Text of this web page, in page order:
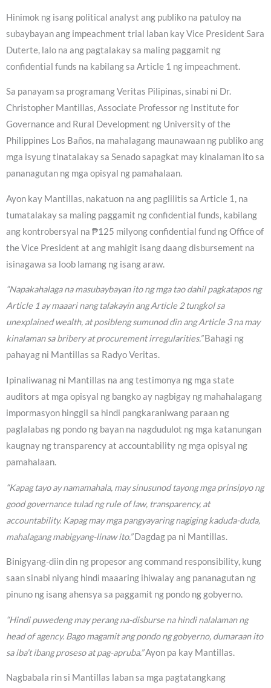
Hinimok ng isang political analyst ang publiko na patuloy na
subaybayan ang impeachment trial laban kay Vice President Sara
Duterte, lalo na ang pagtalakay sa maling paggamit ng
confidential funds na kabilang sa Article 1 ng impeachment.
Sa panayam sa programang Veritas Pilipinas, sinabi ni Dr.
Christopher Mantillas, Associate Professor ng Institute for
Governance and Rural Development ng University of the
Philippines Los Baños, na mahalagang maunawaan ng publiko ang
mga isyung tinatalakay sa Senado sapagkat may kinalaman ito sa
pananagutan ng mga opisyal ng pamahalaan.
Ayon kay Mantillas, nakatuon na ang paglilitis sa Article 1, na
tumatalakay sa maling paggamit ng confidential funds, kabilang
ang kontrobersyal na ₱125 milyong confidential fund ng Office of
the Vice President at ang mahigit isang daang disbursement na
isinagawa sa loob lamang ng isang araw.
“Napakahalaga na masubaybayan ito ng mga tao dahil pagkatapos ng
Article 1 ay maaari nang talakayin ang Article 2 tungkol sa
unexplained wealth, at posibleng sumunod din ang Article 3 na may
kinalaman sa bribery at procurement irregularities.”Bahagi ng
pahayag ni Mantillas sa Radyo Veritas.
Ipinaliwanag ni Mantillas na ang testimonya ng mga state
auditors at mga opisyal ng bangko ay nagbigay ng mahahalagang
impormasyon hinggil sa hindi pangkaraniwang paraan ng
paglalabas ng pondo ng bayan na nagdudulot ng mga katanungan
kaugnay ng transparency at accountability ng mga opisyal ng
pamahalaan.
“Kapag tayo ay namamahala, may sinusunod tayong mga prinsipyo ng
good governance tulad ng rule of law, transparency, at
accountability. Kapag may mga pangyayaring nagiging kaduda-duda,
mahalagang mabigyang-linaw ito.”Dagdag pa ni Mantillas.
Binigyang-diin din ng propesor ang command responsibility, kung
saan sinabi niyang hindi maaaring ihiwalay ang pananagutan ng
pinuno ng isang ahensya sa paggamit ng pondo ng gobyerno.
“Hindi puwedeng may perang na-disburse na hindi nalalaman ng
head of agency. Bago magamit ang pondo ng gobyerno, dumaraan ito
sa iba’t ibang proseso at pag-apruba.”Ayon pa kay Mantillas.
Nagbabala rin si Mantillas laban sa mga pagtatangkang